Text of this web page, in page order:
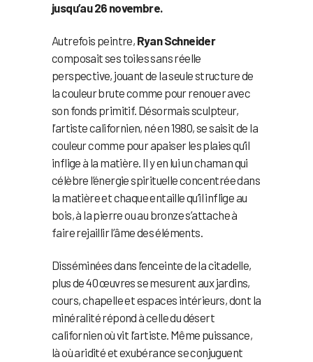
jusqu’au 26 novembre.
Autrefois peintre, Ryan Schneider
composait ses toiles sans réelle
perspective, jouant de la seule structure de
la couleur brute comme pour renouer avec
son fonds primitif. Désormais sculpteur,
l’artiste californien, né en 1980, se saisit de la
couleur comme pour apaiser les plaies qu’il
inflige à la matière. Il y en lui un chaman qui
célèbre l’énergie spirituelle concentrée dans
la matière et chaque entaille qu’il inflige au
bois, à la pierre ou au bronze s’attache à
faire rejaillir l’âme des éléments.
Disséminées dans l’enceinte de la citadelle,
plus de 40 œuvres se mesurent aux jardins,
cours, chapelle et espaces intérieurs, dont la
minéralité répond à celle du désert
californien où vit l’artiste. Même puissance,
là où aridité et exubérance se conjuguent